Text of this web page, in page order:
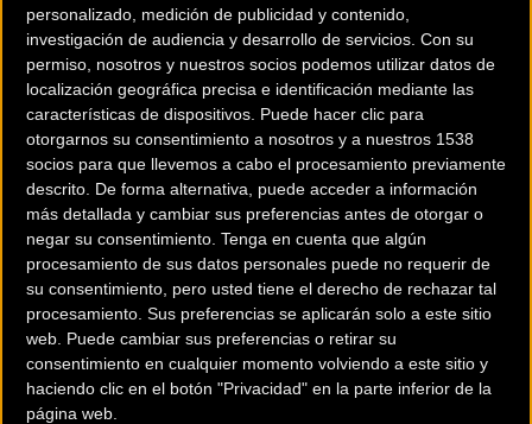
personalizado, medición de publicidad y contenido,
investigación de audiencia y desarrollo de servicios. Con su
permiso, nosotros y nuestros socios podemos utilizar datos de
localización geográfica precisa e identificación mediante las
características de dispositivos. Puede hacer clic para
otorgarnos su consentimiento a nosotros y a nuestros 1538
socios para que llevemos a cabo el procesamiento previamente
descrito. De forma alternativa, puede acceder a información
más detallada y cambiar sus preferencias antes de otorgar o
negar su consentimiento. Tenga en cuenta que algún
procesamiento de sus datos personales puede no requerir de
su consentimiento, pero usted tiene el derecho de rechazar tal
procesamiento. Sus preferencias se aplicarán solo a este sitio
web. Puede cambiar sus preferencias o retirar su
consentimiento en cualquier momento volviendo a este sitio y
haciendo clic en el botón "Privacidad" en la parte inferior de la
página web.
de 24 horas contrarreloj
Carretera
Calendario 2023 para los
Campeonatos de
España Escolares y
Junior Carretera
Carretera
Joel Nicolau y Fernando
Barceló renuevan con
Caja Rural-Seguros RGA